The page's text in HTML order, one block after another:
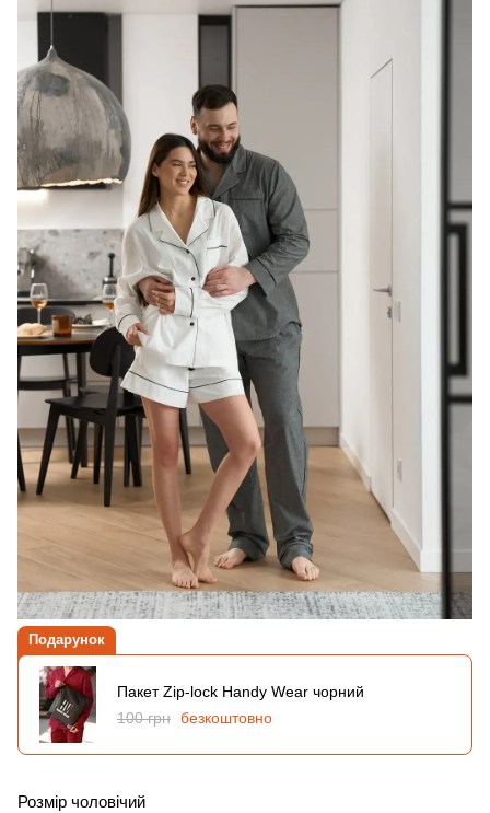
Подарунок
Пакет Zip-lock Handy Wear чорний
100 грн безкоштовно
Розмір чоловічий